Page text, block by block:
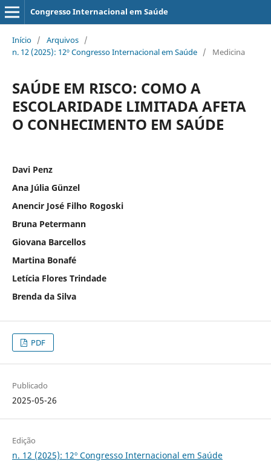
Congresso Internacional em Saúde
Início / Arquivos /
n. 12 (2025): 12º Congresso Internacional em Saúde / Medicina
SAÚDE EM RISCO: COMO A
ESCOLARIDADE LIMITADA AFETA
O CONHECIMENTO EM SAÚDE
Davi Penz
Ana Júlia Günzel
Anencir José Filho Rogoski
Bruna Petermann
Giovana Barcellos
Martina Bonafé
Letícia Flores Trindade
Brenda da Silva
PDF
Publicado
2025-05-26
Edição
n. 12 (2025): 12º Congresso Internacional em Saúde